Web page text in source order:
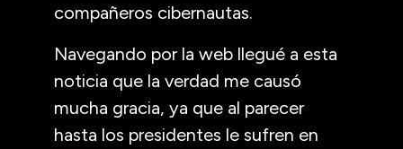
compañeros cibernautas.
Navegando por la web llegué a esta
noticia que la verdad me causó
mucha gracia, ya que al parecer
hasta los presidentes le sufren en